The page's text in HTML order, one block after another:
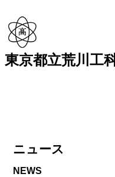
東京都立荒川工
ニュース